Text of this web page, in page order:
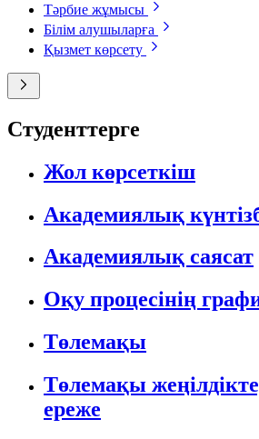
Тәрбие жұмысы
Білім алушыларға
Қызмет көрсету
Студенттерге
Жол көрсеткіш
Академиялық
Академиялық саясат
Оқу процесінің
Төлемақы
Төлемақы
ереже